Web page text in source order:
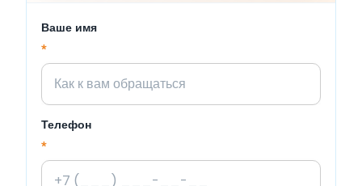
Ваше имя
*
Телефон
*